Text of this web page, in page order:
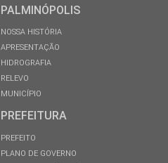
PALMINÓPOLIS
NOSSA HISTÓRIA
APRESENTAÇÃO
HIDROGRAFIA
RELEVO
MUNICÍPIO
PREFEITURA
PREFEITO
PLANO DE GOVERNO